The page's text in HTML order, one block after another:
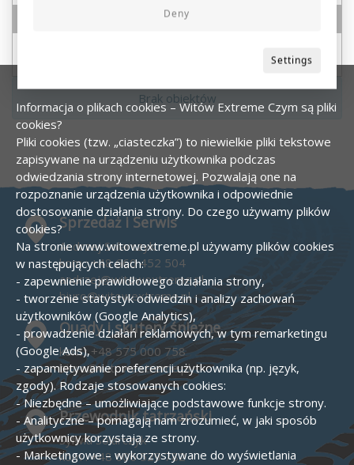
Brak obiektów
Sprzedaż i Serwis
Andrzej Solarczyk
kom :+48 660 452 504
andrzej@witowextreme.pl
biuro@witowextreme.pl
Quady i skutery śnieżne
kom :+48 575 000 758
biuro@witowextreme.pl
Przewodnik tatrzański
Sylwia Solarczyk
kom :+48 606 529 782
Informacja o plikach cookies – Witów Extreme Czym są pliki
cookies?
Pliki cookies (tzw. „ciasteczka”) to niewielkie pliki tekstowe
zapisywane na urządzeniu użytkownika podczas
odwiedzania strony internetowej. Pozwalają one na
rozpoznanie urządzenia użytkownika i odpowiednie
dostosowanie działania strony. Do czego używamy plików
cookies?
Na stronie www.witowextreme.pl używamy plików cookies
w następujących celach:
- zapewnienie prawidłowego działania strony,
- tworzenie statystyk odwiedzin i analizy zachowań
użytkowników (Google Analytics),
- prowadzenie działań reklamowych, w tym remarketingu
(Google Ads),
- zapamiętywanie preferencji użytkownika (np. język,
zgody). Rodzaje stosowanych cookies:
- Niezbędne – umożliwiające podstawowe funkcje strony.
- Analityczne – pomagają nam zrozumieć, w jaki sposób
użytkownicy korzystają ze strony.
- Marketingowe – wykorzystywane do wyświetlania
Settings
Deny